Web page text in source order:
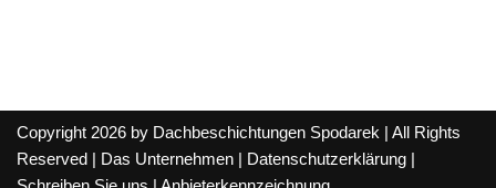
Copyright 2026 by Dachbeschichtungen Spodarek | All Rights
Reserved |
Das Unternehmen Datenschutzerklärung